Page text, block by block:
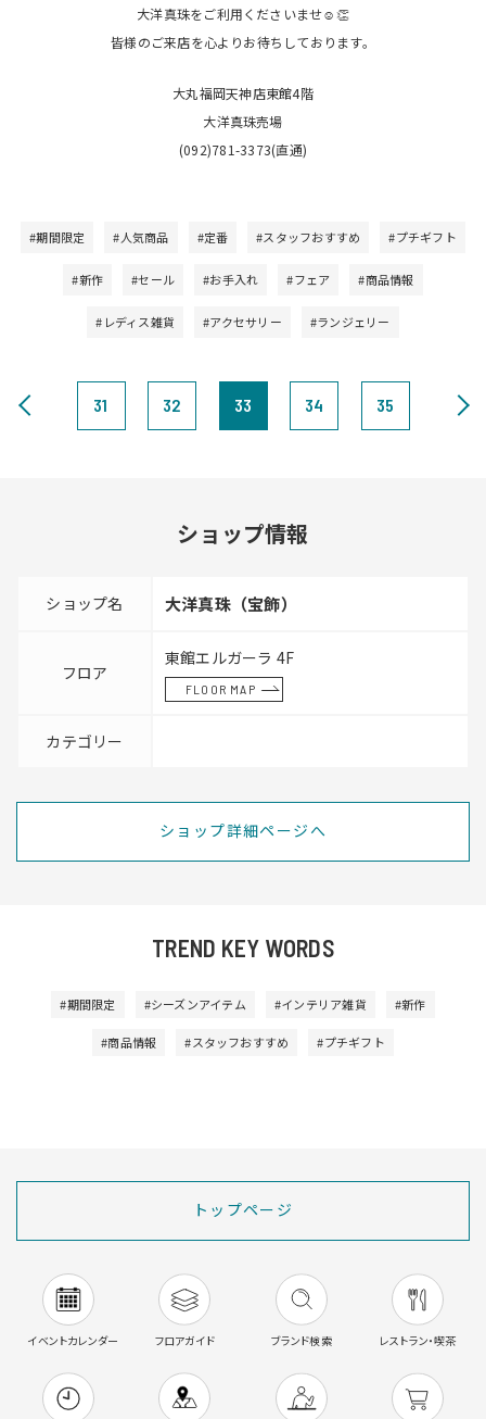
大洋真珠をご利用くださいませ☺️👏
皆様のご来店を心よりお待ちしております。
大丸福岡天神店東館4階
大洋真珠売場
(092)781-3373(直通)
#期間限定 #人気商品 #定番 #スタッフおすすめ #プチギフト
#新作 #セール #お手入れ #フェア #商品情報
#レディス雑貨 #アクセサリー #ランジェリー
31 32 33 34 35
ショップ情報
ショップ名 大洋真珠（宝飾）
フロア
東館エルガーラ 4F
FLOOR MAP
カテゴリー
ショップ詳細ページへ
TREND KEY WORDS
#期間限定 #シーズンアイテム #インテリア雑貨 #新作
#商品情報 #スタッフおすすめ #プチギフト
トップページ
イベントカレンダー フロアガイド ブランド検索 レストラン・喫茶